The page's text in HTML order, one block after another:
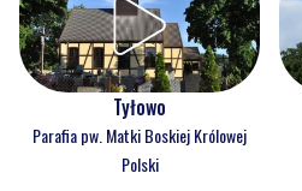
Tyłowo
Parafia pw. Matki Boskiej Królowej
Polski